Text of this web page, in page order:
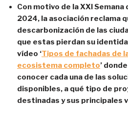
Con motivo de la XXI
2024, la asociación reclama
descarbonización de las
que estas pierdan su
vídeo ‘Tipos de fachadas de
ecosistema completo’
conocer cada una de las
disponibles, a qué tipo de
destinadas y sus principales